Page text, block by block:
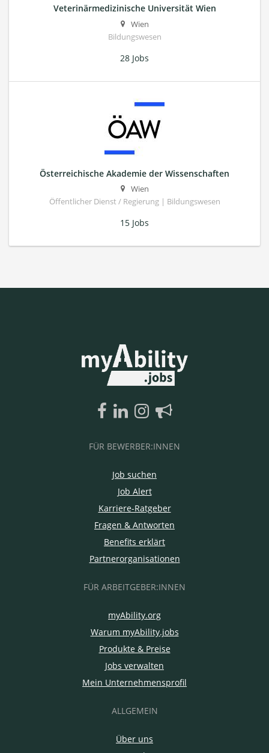
Veterinärmedizinische Universität Wien
Wien
Bildungswesen
28 Jobs
Österreichische Akademie der Wissenschaften
Wien
Öffentlicher Dienst / Regierung | Bildungswesen
15 Jobs
FÜR BEWERBER:INNEN
Job suchen
Job Alert
Karriere-Ratgeber
Fragen & Antworten
Benefits erklärt
Partnerorganisationen
FÜR ARBEITGEBER:INNEN
myAbility.org
Warum myAbility.jobs
Produkte & Preise
Jobs verwalten
Mein Unternehmensprofil
ALLGEMEIN
Über uns